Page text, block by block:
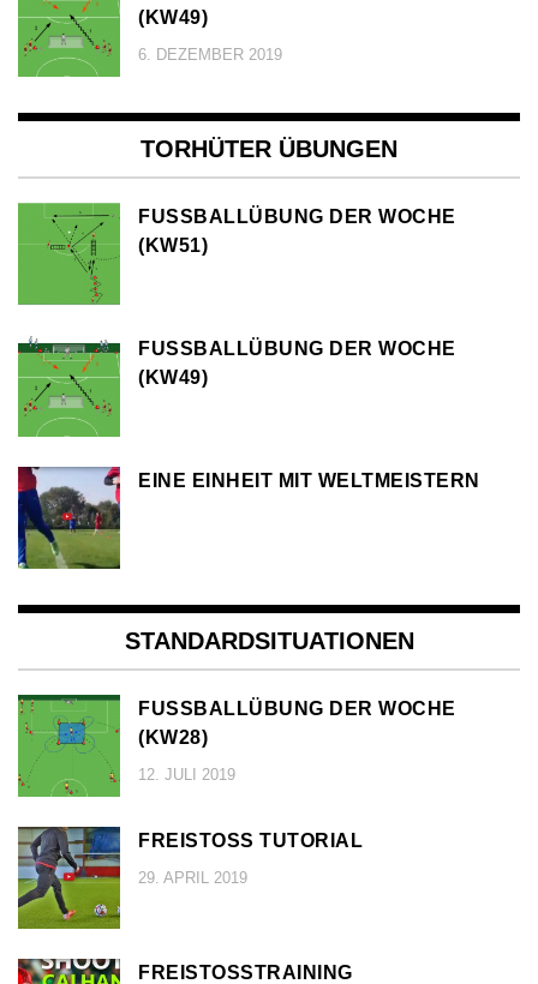
KW49)
6. DEZEMBER 2019
TORHÜTER ÜBUNGEN
FUSSBALLÜBUNG DER WOCHE (
KW51)
FUSSBALLÜBUNG DER WOCHE (
KW49)
EINE EINHEIT MIT WELTMEISTERN
STANDARDSITUATIONEN
FUSSBALLÜBUNG DER WOCHE (
KW28)
12. JULI 2019
FREISTOSS TUTORIAL
29. APRIL 2019
FREISTOSSTRAINING